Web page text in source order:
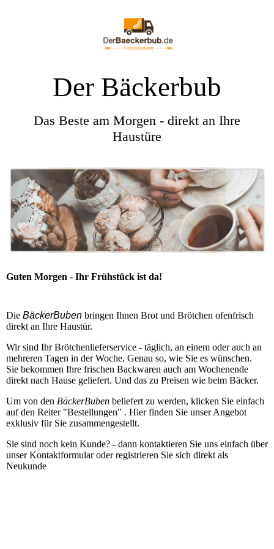
Der Bäckerbub
Das Beste am Morgen - direkt an Ihre
Haustüre
Guten Morgen - Ihr Frühstück ist da!
Die BäckerBuben bringen Ihnen Brot und Brötchen ofenfrisch
direkt an Ihre Haustür.
Wir sind Ihr Brötchenlieferservice - täglich, an einem oder auch an
mehreren Tagen in der Woche. Genau so, wie Sie es wünschen.
Sie bekommen Ihre frischen Backwaren auch am Wochenende
direkt nach Hause geliefert. Und das zu Preisen wie beim Bäcker.
Um von den BäckerBuben beliefert zu werden, klicken Sie einfach
auf den Reiter "Bestellungen" . Hier finden Sie unser Angebot
exklusiv für Sie zusammengestellt.
Sie sind noch kein Kunde? - dann kontaktieren Sie uns einfach über
unser Kontaktformular oder registrieren Sie sich direkt als
Neukunde